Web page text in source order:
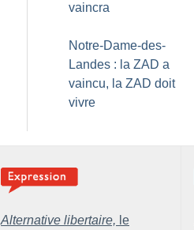
vaincra
Notre-Dame-des-
Landes : la ZAD a
vaincu, la ZAD doit
vivre
Alternative libertaire, le